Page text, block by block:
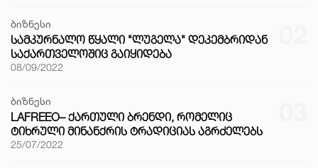
ბიზნესი
ᲡᲐᲛᲙᲣᲠᲜᲐᲚᲝ ᲬᲧᲐᲚᲘ "ᲚᲣᲒᲔᲚᲐ" ᲓᲔᲙᲔᲛᲑᲠᲘᲓᲐᲜ
ᲡᲐᲥᲐᲠᲗᲕᲔᲚᲝᲨᲘᲪ ᲒᲐᲘᲧᲘᲓᲔᲑᲐ
08/09/2022
ბიზნესი
LAFREEO– ᲥᲐᲠᲗᲣᲚᲘ ᲑᲠᲔᲜᲓᲘ, ᲠᲝᲛᲔᲚᲘᲪ
ᲢᲘᲮᲠᲣᲚᲘ ᲛᲘᲜᲐᲜᲥᲠᲘᲡ ᲢᲠᲐᲓᲘᲪᲘᲐᲡ ᲐᲒᲠᲫᲔᲚᲔᲑᲡ
25/07/2022